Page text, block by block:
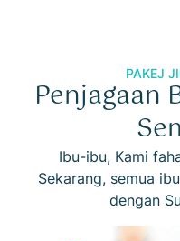
PAKEJ
Penjagaan
Ibu-ibu, Kami
Sekarang, semua
dengan